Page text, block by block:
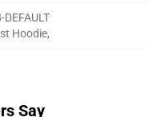
Hoodie,
Say